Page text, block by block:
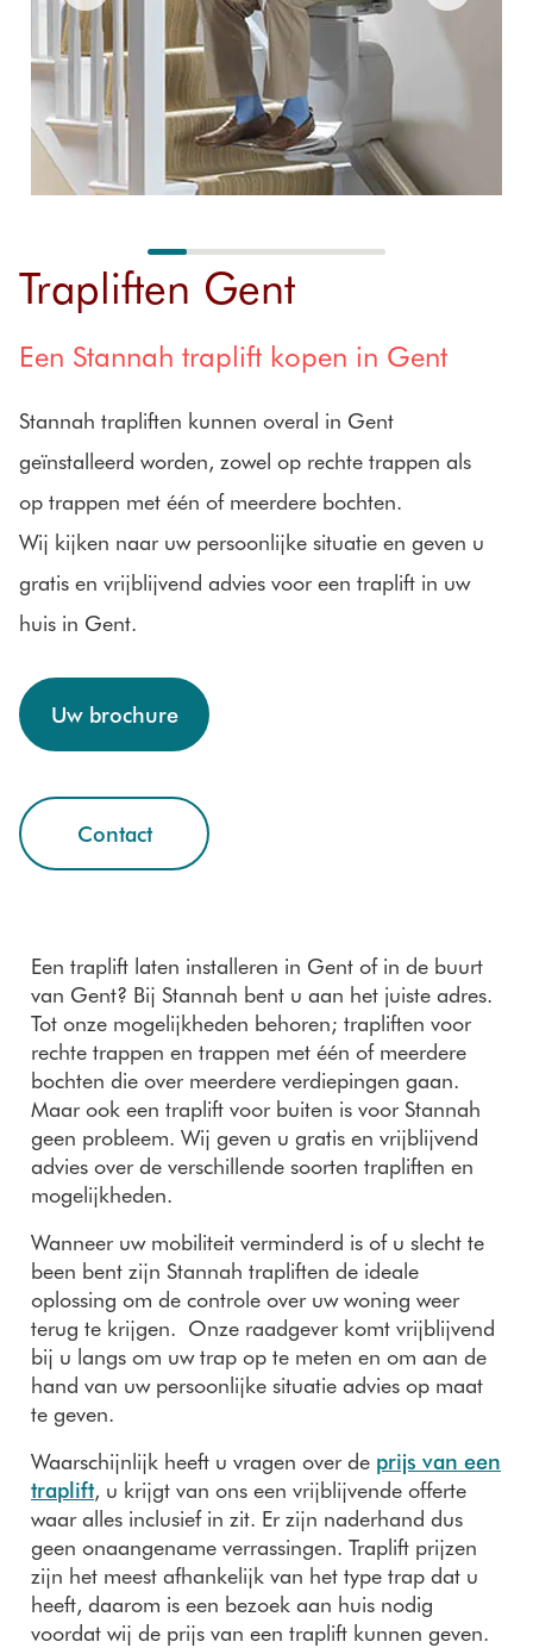
trap
Buitentrapli
Prijzen van
trapliften
Verwijderingen
ng
arantie
Klantbe
oordeli
ngen
Prijzen
Trapliften Gent
Een Stannah traplift kopen in Gent
Stannah trapliften kunnen overal in Gent
geïnstalleerd worden, zowel op rechte trappen als
op trappen met één of meerdere bochten.
Wij kijken naar uw persoonlijke situatie en geven u
gratis en vrijblijvend advies voor een traplift in uw
huis in Gent.
Uw brochure
Contact
Een traplift laten installeren in Gent of in de buurt
van Gent? Bij Stannah bent u aan het juiste adres.
Tot onze mogelijkheden behoren; trapliften voor
rechte trappen en trappen met één of meerdere
bochten die over meerdere verdiepingen gaan.
Maar ook een traplift voor buiten is voor Stannah
geen probleem. Wij geven u gratis en vrijblijvend
advies over de verschillende soorten trapliften en
mogelijkheden.
Wanneer uw mobiliteit verminderd is of u slecht te
been bent zijn Stannah trapliften de ideale
oplossing om de controle over uw woning weer
terug te krijgen. Onze raadgever komt vrijblijvend
bij u langs om uw trap op te meten en om aan de
hand van uw persoonlijke situatie advies op maat
te geven.
Waarschijnlijk heeft u vragen over de prijs van een
traplift, u krijgt van ons een vrijblijvende offerte
waar alles inclusief in zit. Er zijn naderhand dus
geen onaangename verrassingen. Traplift prijzen
zijn het meest afhankelijk van het type trap dat u
heeft, daarom is een bezoek aan huis nodig
voordat wij de prijs van een traplift kunnen geven.